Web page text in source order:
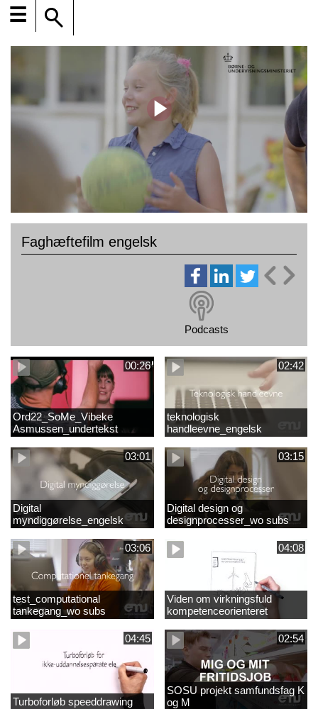
☰
Faghæftefilm engelsk
Podcasts
00:26
Ord22_SoMe_Vibeke
Asmussen_undertekst
02:42
teknologisk
handleevne_engelsk
03:01
Digital
myndiggørelse_engelsk
03:15
Digital design og
designprocesser_wo subs
03:06
test_computational
tankegang_wo subs
04:08
Viden om virkningsfuld
kompetenceorienteret
naturfagsundervisning
04:45
Turboforløb speeddrawing
02:54
SOSU projekt samfundsfag K
og M